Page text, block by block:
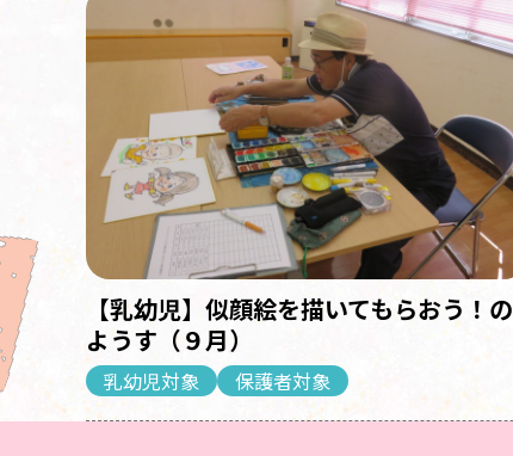
【乳幼児】似顔絵を描いてもらおう！の
ようす（９月）
乳幼児対象 保護者対象